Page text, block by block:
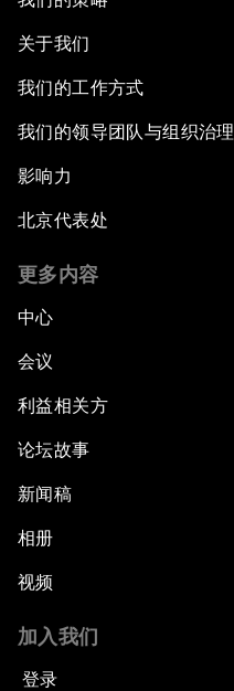
关于我们
我们的工作方式
我们的领导团队与组织治理
影响力
北京代表处
更多内容
中心
会议
利益相关方
论坛故事
新闻稿
相册
视频
加入我们
登录